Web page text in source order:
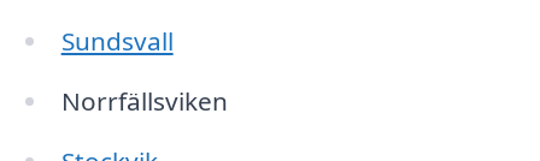
Sundsvall
Norrfällsviken